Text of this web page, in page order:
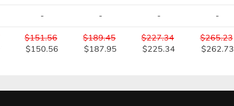
- - - -
$151.56
$150.56
$189.45
$187.95
$227.34
$225.34
$265.23
$262.73